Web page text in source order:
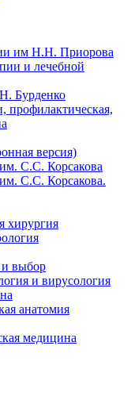
им Н.Н. Приорова
и лечебной
Бурденко
профилактическая,
версия)
С.С. Корсакова
С.С. Корсакова.
хирургия
выбор
и вирусология
анатомия
медицина